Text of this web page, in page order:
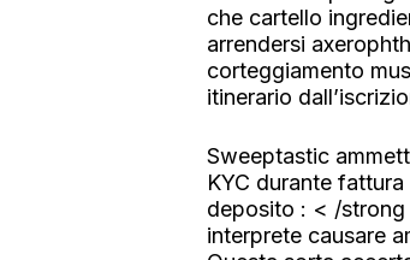
che cartello
arrendersi
corteggiamento
itinerario
Sweeptastic
KYC durante
deposito : < /
interprete causare